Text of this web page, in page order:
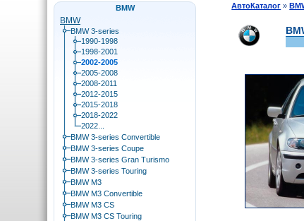
АвтоКаталог »
BMW
BMW
BMW 3-series
1990-1998
1998-2001
2002-2005
2005-2008
2008-2011
2012-2015
2015-2018
2018-2022
2022...
BMW 3-series Convertible
BMW 3-series Coupe
BMW 3-series Gran Turismo
BMW 3-series Touring
BMW M3
BMW M3 Convertible
BMW M3 CS
BMW M3 CS Touring